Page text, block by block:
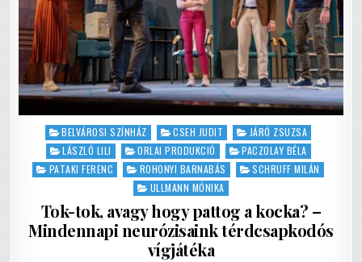
Posted
in
BELVÁROSI SZÍNHÁZ CSEH JUDIT
JÁRÓ ZSUZSA
LÁSZLÓ LILI
ORLAI PRODUKCIÓ
PACZOLAY BÉLA
PATAKI FERENC
ROHONYI BARNABÁS
SCHRUFF MILÁN
ULLMANN MÓNIKA
Tok-tok, avagy hogy pattog a kocka? –
Mindennapi neurózisaink térdcsapkodós
vígjátéka